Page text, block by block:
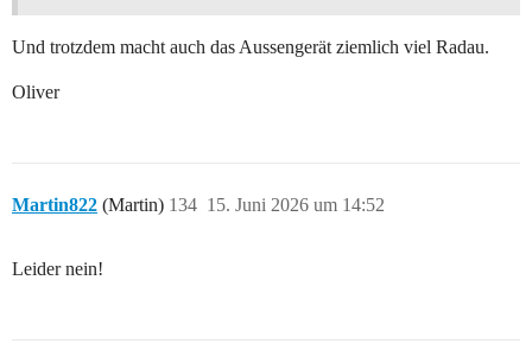
Und trotzdem macht auch das Aussengerät ziemlich viel Radau.
Oliver
Martin822 (Martin) 15. Juni 2026 um 14:52
134
Leider nein!